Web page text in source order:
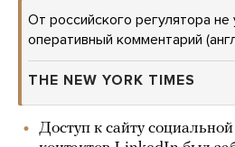
От российского регулятора не
оперативный комментарий
THE NEW YORK TIMES
Доступ к сайту